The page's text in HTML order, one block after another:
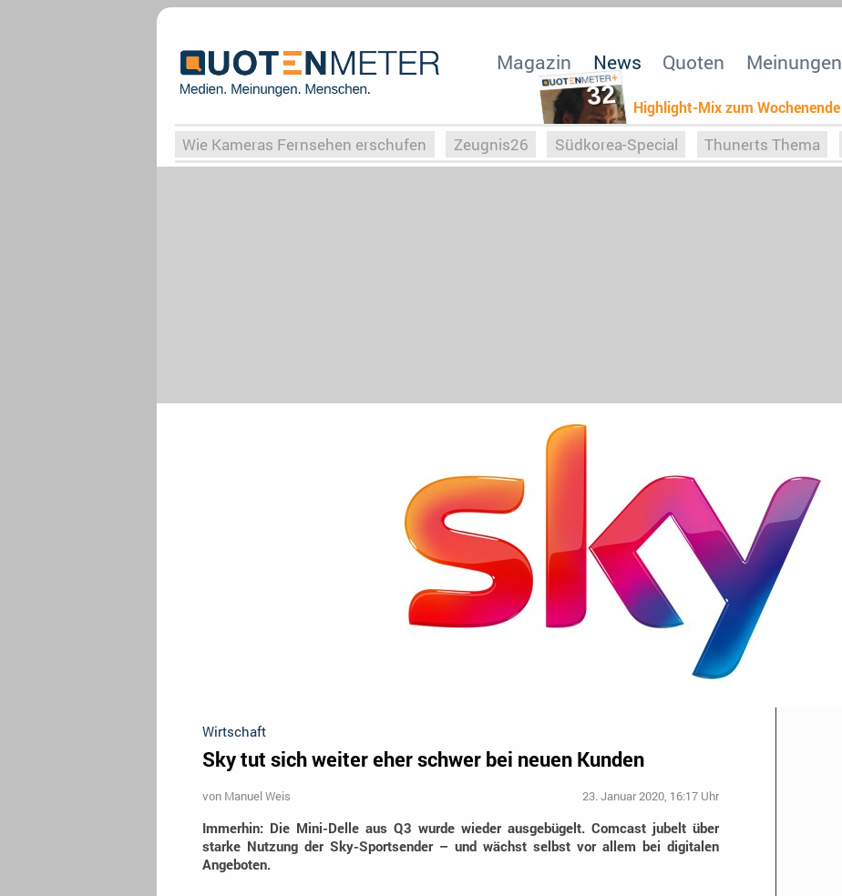
32 Highlight-Mix zum Wochenende
Magazin News Quoten Meinungen
Wie Kameras Fernsehen erschufen Zeugnis26 Südkorea-Special Thunerts Thema
Wirtschaft
Sky tut sich weiter eher schwer bei neuen Kunden
von Manuel Weis 23. Januar 2020, 16:17 Uhr
Immerhin: Die Mini-Delle aus Q3 wurde wieder ausgebügelt. Comcast jubelt über
starke Nutzung der Sky-Sportsender – und wächst selbst vor allem bei digitalen
Angeboten.